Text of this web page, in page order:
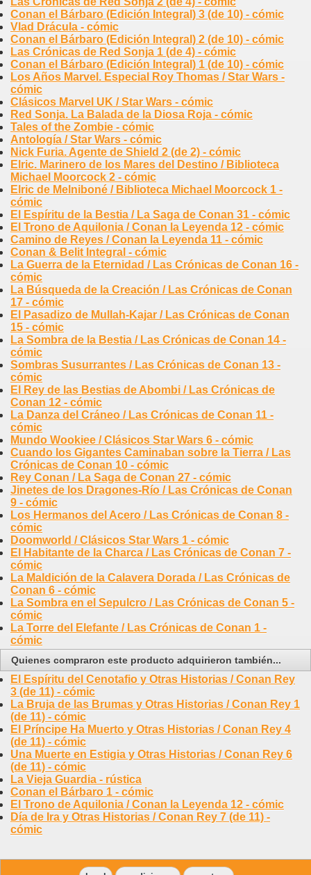
Conan el Bárbaro (Edición Integral) 3 (de 10) - cómic
Vlad Drácula - cómic
Conan el Bárbaro (Edición Integral) 2 (de 10) - cómic
Las Crónicas de Red Sonja 1 (de 4) - cómic
Conan el Bárbaro (Edición Integral) 1 (de 10) - cómic
Los Años Marvel. Especial Roy Thomas / Star Wars -
cómic
Clásicos Marvel UK / Star Wars - cómic
Red Sonja. La Balada de la Diosa Roja - cómic
Tales of the Zombie - cómic
Antología / Star Wars - cómic
Nick Furia. Agente de Shield 2 (de 2) - cómic
Elric. Marinero de los Mares del Destino / Biblioteca
Michael Moorcock 2 - cómic
Elric de Melniboné / Biblioteca Michael Moorcock 1 -
cómic
El Espíritu de la Bestia / La Saga de Conan 31 - cómic
El Trono de Aquilonia / Conan la Leyenda 12 - cómic
Camino de Reyes / Conan la Leyenda 11 - cómic
Conan & Belit Integral - cómic
La Guerra de la Eternidad / Las Crónicas de Conan 16 -
cómic
La Búsqueda de la Creación / Las Crónicas de Conan
17 - cómic
El Pasadizo de Mullah-Kajar / Las Crónicas de Conan
15 - cómic
La Sombra de la Bestia / Las Crónicas de Conan 14 -
cómic
Sombras Susurrantes / Las Crónicas de Conan 13 -
cómic
El Rey de las Bestias de Abombi / Las Crónicas de
Conan 12 - cómic
La Danza del Cráneo / Las Crónicas de Conan 11 -
cómic
Mundo Wookiee / Clásicos Star Wars 6 - cómic
Cuando los Gigantes Caminaban sobre la Tierra / Las
Crónicas de Conan 10 - cómic
Rey Conan / La Saga de Conan 27 - cómic
Jinetes de los Dragones-Río / Las Crónicas de Conan
9 - cómic
Los Hermanos del Acero / Las Crónicas de Conan 8 -
cómic
Doomworld / Clásicos Star Wars 1 - cómic
El Habitante de la Charca / Las Crónicas de Conan 7 -
cómic
La Maldición de la Calavera Dorada / Las Crónicas de
Conan 6 - cómic
La Sombra en el Sepulcro / Las Crónicas de Conan 5 -
cómic
La Torre del Elefante / Las Crónicas de Conan 1 -
cómic
Quienes compraron este producto adquirieron también...
El Espíritu del Cenotafio y Otras Historias / Conan Rey
3 (de 11) - cómic
La Bruja de las Brumas y Otras Historias / Conan Rey 1
(de 11) - cómic
El Príncipe Ha Muerto y Otras Historias / Conan Rey 4
(de 11) - cómic
Una Muerte en Estigia y Otras Historias / Conan Rey 6
(de 11) - cómic
La Vieja Guardia - rústica
Conan el Bárbaro 1 - cómic
El Trono de Aquilonia / Conan la Leyenda 12 - cómic
Día de Ira y Otras Historias / Conan Rey 7 (de 11) -
cómic